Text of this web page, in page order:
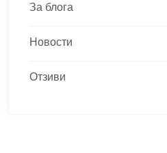
За блога
Новости
Отзиви